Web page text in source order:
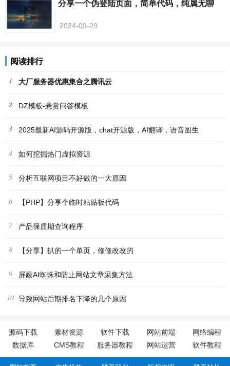
分享一个伪登陆页面，简单代码，纯属无聊
2024-09-29
阅读排行
1 大厂服务器优惠集合之腾讯云
2 DZ模板-悬赏问答模板
3 2025最新AI源码开源版，chat开源版，AI翻译，语音图生
4 如何挖掘热门虚拟资源
5 分析互联网项目不好做的一大原因
6 【PHP】分享个临时粘贴板代码
7 产品保质期查询程序
8 【分享】扒的一个单页，修修改改的
9 屏蔽AI蜘蛛和防止网站文章采集方法
10 导致网站后期排名下降的几个原因
源码下载 素材资源 软件下载 网站前端
网络编程
数据库
CMS教程 服务器教程 网站运营 软件教程